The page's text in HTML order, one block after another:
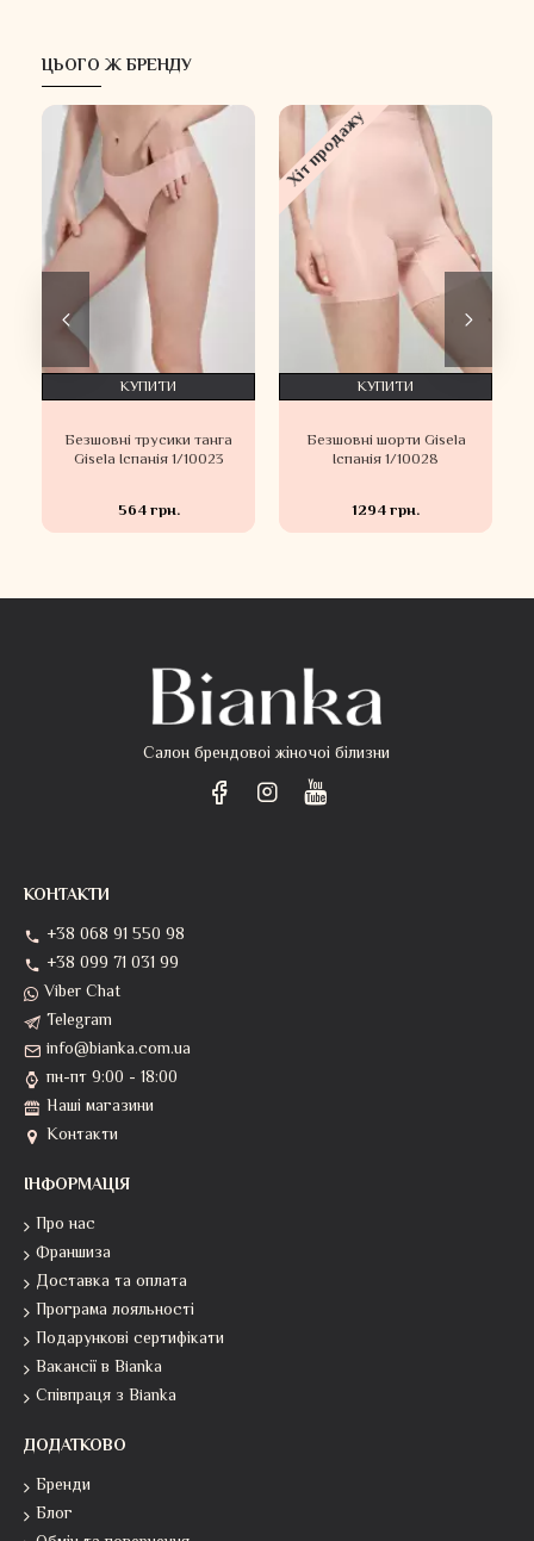
ЦЬОГО Ж БРЕНДУ
Безшовні трусики танга
Gisela Іспанія 1/10023
564 грн.
КУПИТИ
Хіт продажу
Безшовні шорти Gisela
Іспанія 1/10028
1294 грн.
КУПИТИ
Салон брендовоі жіночоі білизни
КОНТАКТИ
+38 068 91 550 98
+38 099 71 031 99
Viber Chat
Telegram
info@bianka.com.ua
пн-пт 9:00 - 18:00
Наші магазини
Контакти
ІНФОРМАЦІЯ
Про нас
Франшиза
Доставка та оплата
Програма лояльності
Подарункові сертифікати
Вакансії в Bianka
Співпраця з Bianka
ДОДАТКОВО
Бренди
Блог